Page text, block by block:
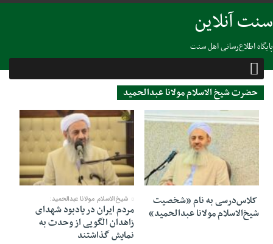
سنت آنلاین
پایگاه اطلاع‌رسانی اهل سنت
حضرت شیخ الاسلام مولانا عبدالحمید
03 دسامبر 2022
کلاس‌درسی به نام «شخصیت
شیخ‌الاسلام مولانا عبدالحمید»
11 نوامبر 2022
شیخ‌الاسلام مولانا عبدالحمید:
مردم ایران در یادبود شهدای
زاهدان الگویی از وحدت به
نمایش گذاشتند